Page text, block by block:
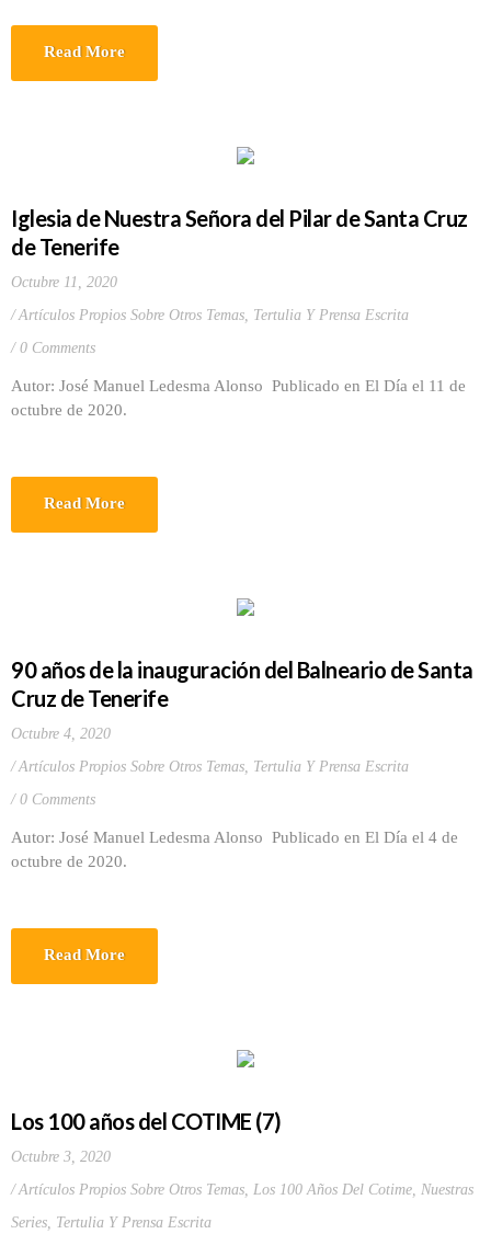
Read More
Iglesia de Nuestra Señora del Pilar de Santa Cruz
de Tenerife
Octubre 11, 2020
Artículos Propios Sobre Otros Temas, Tertulia Y Prensa Escrita
0 Comments
Autor: José Manuel Ledesma Alonso Publicado en El Día el 11 de
octubre de 2020.
Read More
90 años de la inauguración del Balneario de Santa
Cruz de Tenerife
Octubre 4, 2020
Artículos Propios Sobre Otros Temas, Tertulia Y Prensa Escrita
0 Comments
Autor: José Manuel Ledesma Alonso Publicado en El Día el 4 de
octubre de 2020.
Read More
Los 100 años del COTIME (7)
Octubre 3, 2020
Artículos Propios Sobre Otros Temas, Los 100 Años Del Cotime, Nuestras
Series, Tertulia Y Prensa Escrita